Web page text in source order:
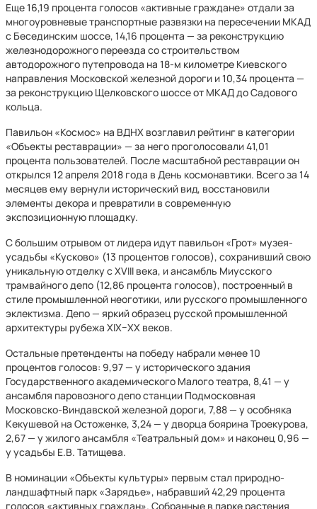
Еще 16,19 процента голосов «активные граждане» отдали за
многоуровневые транспортные развязки на пересечении МКАД
с Бесединским шоссе, 14,16 процента — за реконструкцию
железнодорожного переезда со строительством
автодорожного путепровода на 18-м километре Киевского
направления Московской железной дороги и 10,34 процента —
за реконструкцию Щелковского шоссе от МКАД до Садового
кольца.
Павильон «Космос» на ВДНХ возглавил рейтинг в категории
«Объекты реставрации» — за него проголосовали 41,01
процента пользователей. После масштабной реставрации он
открылся 12 апреля 2018 года в День космонавтики. Всего за 14
месяцев ему вернули исторический вид, восстановили
элементы декора и превратили в современную
экспозиционную площадку.
С большим отрывом от лидера идут павильон «Грот» музея-
усадьбы «Кусково» (13 процентов голосов), сохранивший свою
уникальную отделку с XVIII века, и ансамбль Миусского
трамвайного депо (12,86 процента голосов), построенный в
стиле промышленной неоготики, или русского промышленного
эклектизма. Депо — яркий образец русской промышленной
архитектуры рубежа XIX–XX веков.
Остальные претенденты на победу набрали менее 10
процентов голосов: 9,97 — у исторического здания
Государственного академического Малого театра, 8,41 — у
ансамбля паровозного депо станции Подмосковная
Московско-Виндавской железной дороги, 7,88 — у особняка
Кекушевой на Остоженке, 3,24 — у дворца боярина Троекурова,
2,67 — у жилого ансамбля «Театральный дом» и наконец 0,96 —
у усадьбы Е.В. Татищева.
В номинации «Объекты культуры» первым стал природно-
ландшафтный парк «Зарядье», набравший 42,29 процента
голосов «активных граждан». Собранные в парке растения